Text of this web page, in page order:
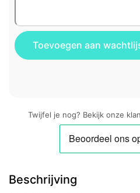
Twijfel je nog? Bekijk onze
Beschrijving